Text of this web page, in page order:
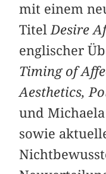
mit einem
Titel Desire
englischer
Timing of
Aesthetics,
und
sowie